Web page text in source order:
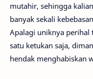
mutahir, sehingga
banyak sekali
Apalagi uniknya perihal
satu ketukan saja,
hendak menghabiskan